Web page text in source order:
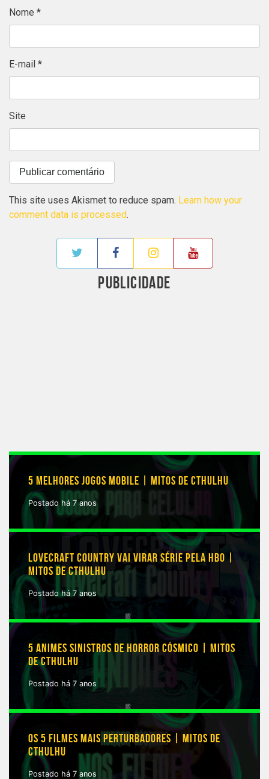
Nome *
E-mail *
Site
This site uses Akismet to reduce spam. Learn how your
comment data is processed.
PUBLICIDADE
5 MELHORES JOGOS MOBILE | MITOS DE CTHULHU
Postado há 7 anos
LOVECRAFT COUNTRY VAI VIRAR SÉRIE PELA HBO |
MITOS DE CTHULHU
Postado há 7 anos
5 ANIMES SINISTROS DE HORROR CÓSMICO | MITOS
DE CTHULHU
Postado há 7 anos
OS 5 FILMES MAIS PERTURBADORES | MITOS DE
CTHULHU
Postado há 7 anos